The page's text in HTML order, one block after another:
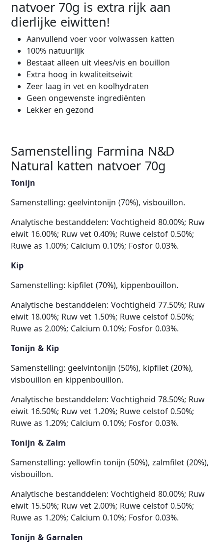
natvoer 70g is extra rijk aan
dierlijke eiwitten!
Aanvullend voer voor volwassen katten
100% natuurlijk
Bestaat alleen uit vlees/vis en bouillon
Extra hoog in kwaliteitseiwit
Zeer laag in vet en koolhydraten
Geen ongewenste ingrediënten
Lekker en gezond
Samenstelling Farmina N&D
Natural katten natvoer 70g
Tonijn
Samenstelling: geelvintonijn (70%), visbouillon.
Analytische bestanddelen: Vochtigheid 80.00%; Ruw
eiwit 16.00%; Ruw vet 0.40%; Ruwe celstof 0.50%;
Ruwe as 1.00%; Calcium 0.10%; Fosfor 0.03%.
Kip
Samenstelling: kipfilet (70%), kippenbouillon.
Analytische bestanddelen: Vochtigheid 77.50%; Ruw
eiwit 18.00%; Ruw vet 1.50%; Ruwe celstof 0.50%;
Ruwe as 2.00%; Calcium 0.10%; Fosfor 0.03%.
Tonijn & Kip
Samenstelling: geelvintonijn (50%), kipfilet (20%),
visbouillon en kippenbouillon.
Analytische bestanddelen: Vochtigheid 78.50%; Ruw
eiwit 16.50%; Ruw vet 1.20%; Ruwe celstof 0.50%;
Ruwe as 1.20%; Calcium 0.10%; Fosfor 0.03%.
Tonijn & Zalm
Samenstelling: yellowfin tonijn (50%), zalmfilet (20%),
visbouillon.
Analytische bestanddelen: Vochtigheid 80.00%; Ruw
eiwit 15.50%; Ruw vet 2.00%; Ruwe celstof 0.50%;
Ruwe as 1.20%; Calcium 0.10%; Fosfor 0.03%.
Tonijn & Garnalen